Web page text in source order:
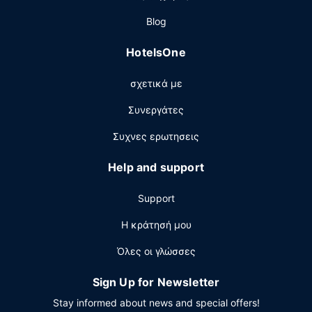
Blog
HotelsOne
σχετικά με
Συνεργάτες
Συχνες ερωτησεις
Help and support
Support
Η κράτησή μου
Όλες οι γλώσσες
Sign Up for Newsletter
Stay informed about news and special offers!